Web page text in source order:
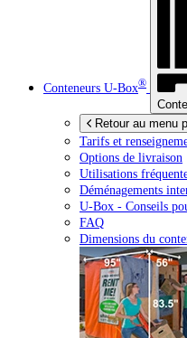
Conteneurs U-Box®
Retour au menu
Tarifs et
Options de livraison
Utilisations
Déménagements
U-Box - Conseils
FAQ
Dimensions du